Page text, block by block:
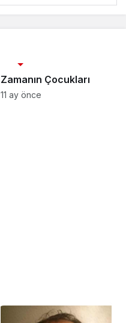
Zamanın Çocukları
11 ay önce